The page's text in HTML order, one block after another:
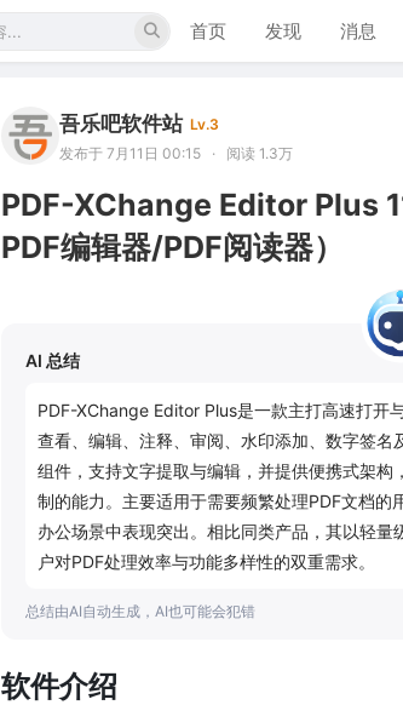
首页 发现 消息
吾乐吧软件站 Lv.3
发布于 7月11日 00:15
· 阅读 1.3万
PDF-XChange Editor Plus
PDF编辑器/PDF阅读器）
AI 总结
PDF-XChange Editor Plus是一款主打高速打开
查看、编辑、注释、审阅、水印添加、数字签
组件，支持文字提取与编辑，并提供便携式架
制的能力。主要适用于需要频繁处理PDF文档
办公场景中表现突出。相比同类产品，其以轻
户对PDF处理效率与功能多样性的双重需求。
总结由AI自动生成，AI也可能会犯错
软件介绍